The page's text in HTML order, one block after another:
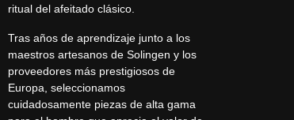
ritual del afeitado clásico.
Tras años de aprendizaje junto a los
maestros artesanos de Solingen y los
proveedores más prestigiosos de
Europa, seleccionamos
cuidadosamente piezas de alta gama